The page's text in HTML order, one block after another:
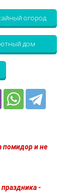
огород
дом
помидор и не
-